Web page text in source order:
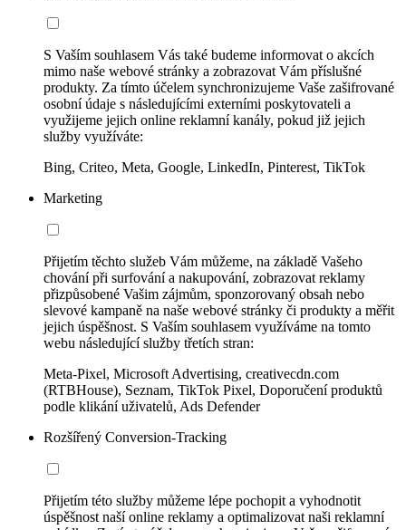
S Vaším souhlasem Vás také budeme informovat o akcích
mimo naše webové stránky a zobrazovat Vám příslušné
produkty. Za tímto účelem synchronizujeme Vaše zašifrované
osobní údaje s následujícími externími poskytovateli a
využijeme jejich online reklamní kanály, pokud již jejich
služby využíváte:
Bing, Criteo, Meta, Google, LinkedIn, Pinterest, TikTok
Marketing
Přijetím těchto služeb Vám můžeme, na základě Vašeho
chování při surfování a nakupování, zobrazovat reklamy
přizpůsobené Vašim zájmům, sponzorovaný obsah nebo
slevové kampaně na naše webové stránky či produkty a měřit
jejich úspěšnost. S Vaším souhlasem využíváme na tomto
webu následující služby třetích stran:
Meta-Pixel, Microsoft Advertising, creativecdn.com
(RTBHouse), Seznam, TikTok Pixel, Doporučení produktů
podle klikání uživatelů, Ads Defender
Rozšířený Conversion-Tracking
Přijetím této služby můžeme lépe pochopit a vyhodnotit
úspěšnost naší online reklamy a optimalizovat naši reklamní